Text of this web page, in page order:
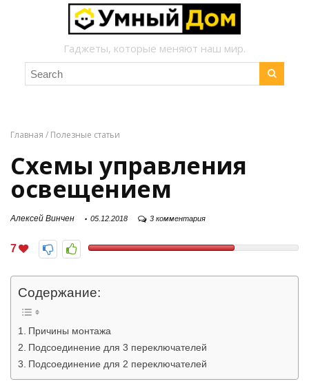
Гаджеты, которые меняют наш мир.
Главная / Полезные статьи
Схемы управления
освещением
Алексей Винчен 05.12.2018 3 комментария
7
Содержание:
Причины монтажа
Подсоединение для 3 переключателей
Подсоединение для 2 переключателей